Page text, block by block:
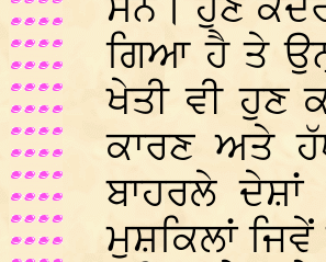
ਸਨ। ਹੁਣ
ਗਿਆ ਹੈ ਤੇ
ਖੇਤੀ ਵੀ ਹੁਣ
ਕਾਰਣ ਅਤੇ
ਬਾਹਰਲੇ
ਮੁਸ਼ਕਿਲਾਂ